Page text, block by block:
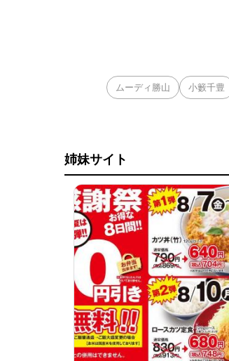
ムーディ勝山 小籔千豊
姉妹サイト